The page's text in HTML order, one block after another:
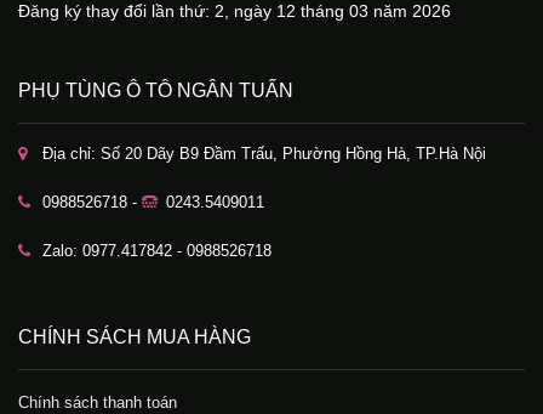
Đăng ký thay đổi lần thứ: 2, ngày 12 tháng 03 năm 2026
PHỤ TÙNG Ô TÔ NGÂN TUẤN
Địa chỉ: Số 20 Dãy B9 Đầm Trấu, Phường Hồng Hà, TP.Hà Nội
0988526718 - 0243.5409011
Zalo: 0977.417842 - 0988526718
CHÍNH SÁCH MUA HÀNG
Chính sách thanh toán